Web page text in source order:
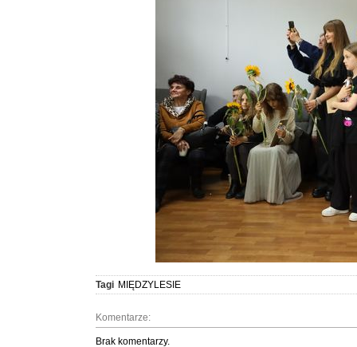
Tagi MIĘDZYLESIE
Komentarze:
Brak komentarzy.